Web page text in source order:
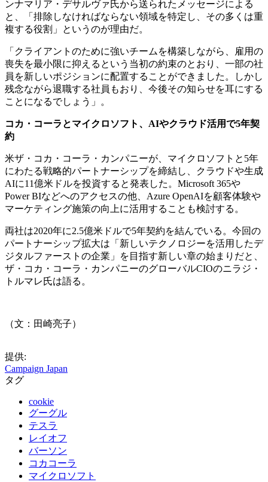
ンナマリア・デサルヴァ氏から送られたメッセージによる
と、「排除しなければならない領域を特定し、その多くは重
複する役割」というのが理由だ。
「クライアントのために強いチームを構築しながら、雇用の
喪失を最小限に抑えるという当初の約束のとおり、一部の社
員を新しいポジションに配置することができました。しかし
残念ながら退職する社員もおり、今後その知らせを耳にする
ことになるでしょう」。
コカ・コーラとマイクロソフト、 AIやクラウド活用で5年契
約
米ザ・コカ・コーラ・カンパニーが、マイクロソフトと5年
にわたる戦略的パートナーシップを締結し、クラウドや生成
AIに11億米ドルを投資すると発表した。Microsoft 365や
Power BIなどへのアクセスの他、Azure OpenAIを顧客体験や
マーケティング施策の向上に活用することも検討する。
両社は2020年に2.5億米ドルで5年契約を結んでいる。今回の
パートナーシップ拡大は「新しいテクノロジーを活用したデ
ジタルファーストの企業」を目指す新しい章の始まりだと、
ザ・コカ・コーラ・カンパニーのグローバルCIOのニラジ・
トルマレ氏は語る。
（文：田崎亮子）
提供:
Campaign Japan
タグ
cookie
グーグル
テスラ
レイオフ
バーソン
コカコーラ
マイクロソフト